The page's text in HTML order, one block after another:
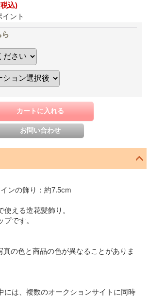
込)
ント
ら
ンの飾り：約7.5cm
える造花髪飾り。
です。
の色と商品の色が異なることがありま
には、複数のオークションサイトに同時